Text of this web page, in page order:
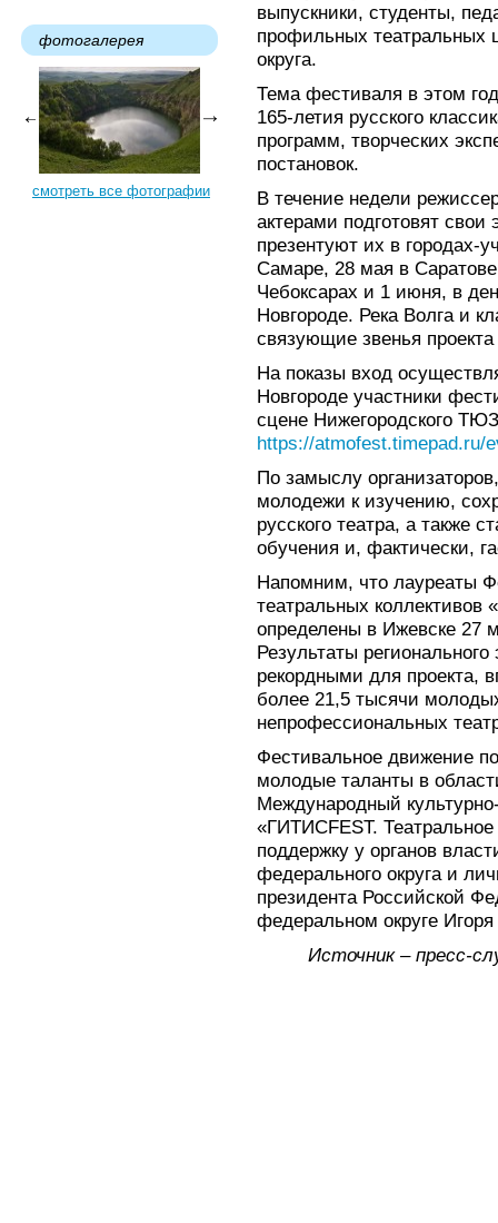
фотогалерея
смотреть все фотографии
выпускники, студенты,
профильных театральных
округа.
Тема фестиваля в этом
165-летия русского
программ, творческих
постановок.
В течение недели
актерами подготовят
презентуют их в городах-
Самаре, 28 мая в
Чебоксарах и 1 июня, в
Новгороде. Река Волга и
связующие звенья
На показы вход
Новгороде участники
сцене Нижегородского
https://atmofest.timepad.ru/
По замыслу
молодежи к изучению,
русского театра, а также
обучения и, фактически,
Напомним, что лауреаты
театральных
определены в Ижевске 27
Результаты
рекордными для проекта,
более 21,5 тысячи
непрофессиональных
Фестивальное движение
молодые таланты в
Международный
«ГИТИСFEST.
поддержку у органов
федерального округа и
президента Российской
федеральном округе
Источник – пресс-